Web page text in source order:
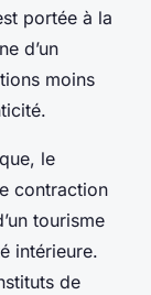
portée à la
d’un
moins
le
contraction
tourisme
intérieure.
de